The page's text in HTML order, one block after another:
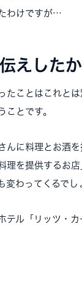
わけですが…
えした
たことはこれと
ことです。
んに料理とお酒
理を提供するお
わってくるでし
テル「リッツ・